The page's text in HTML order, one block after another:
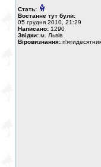
Стать:
Востаннє тут були:
05 грудня 2010, 21:29
Написано: 1290
Звідки: м. Львів
Віровизнання: п'ятидесятник